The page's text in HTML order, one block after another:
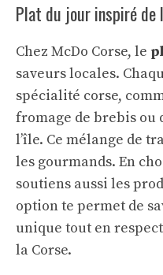
Plat du jour inspiré de
Chez McDo Corse, le
saveurs locales.
spécialité corse,
fromage de brebis ou
l’île. Ce mélange de
les gourmands. En
soutiens aussi les
option te permet de
unique tout en
la Corse.